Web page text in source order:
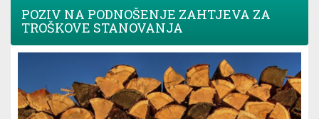
POZIV NA PODNOŠENJE ZAHTJEVA ZA
TROŠKOVE STANOVANJA